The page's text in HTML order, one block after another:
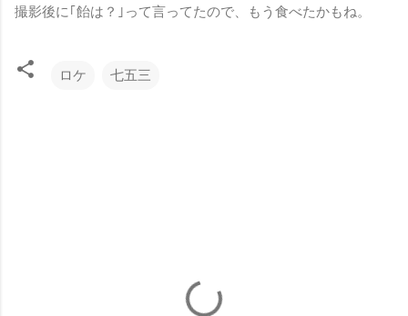
撮影後に｢飴は？｣って言ってたので、もう食べたかもね。
ロケ 七五三